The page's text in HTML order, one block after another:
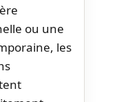
ou une
les